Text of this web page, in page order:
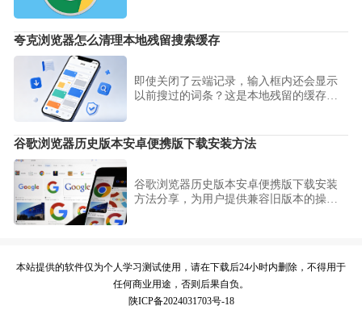
夸克浏览器怎么清理本地残留搜索缓存
即使关闭了云端记录，输入框内还会显示
以前搜过的词条？这是本地残留的缓存缓
谷歌浏览器历史版本安卓便携版下载安装方法
谷歌浏览器历史版本安卓便携版下载安装
方法分享，为用户提供兼容旧版本的操作
本站提供的软件仅为个人学习测试使用，请在下载后24小时内删除，不得用于
任何商业用途，否则后果自负。
陕ICP备2024031703号-18